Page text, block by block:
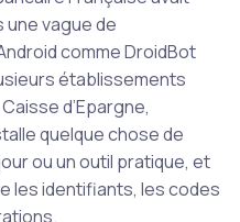
vague de
comme DroidBot
établissements
d’Epargne,
quelque chose de
ou un outil pratique, et
les identifiants, les codes